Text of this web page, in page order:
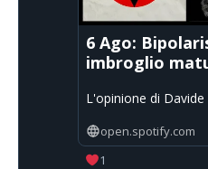
6 Ago:
imbroglio
L'opinione di Davide
open.spotify.com
1